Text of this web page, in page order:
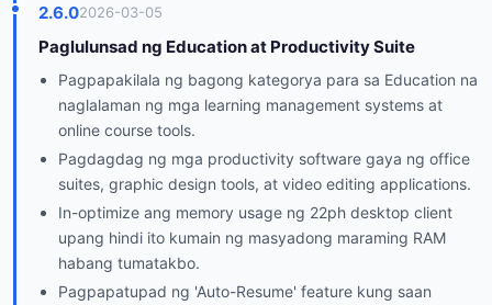
2.6.02026-03-05
Paglulunsad ng Education at Productivity Suite
Pagpapakilala ng bagong kategorya para sa Education na
naglalaman ng mga learning management systems at
online course tools.
Pagdagdag ng mga productivity software gaya ng office
suites, graphic design tools, at video editing applications.
In-optimize ang memory usage ng 22ph desktop client
upang hindi ito kumain ng masyadong maraming RAM
habang tumatakbo.
Pagpapatupad ng 'Auto-Resume' feature kung saan